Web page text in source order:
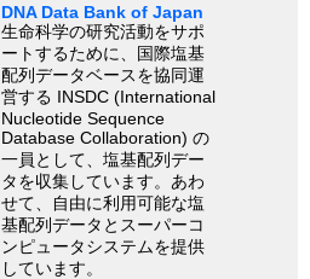
DNA Data Bank of Japan
生命科学の研究活動をサポ
ートするために、国際塩基
配列データベースを協同運
営する INSDC (International
Nucleotide Sequence
Database Collaboration) の
一員として、塩基配列デー
タを収集しています。あわ
せて、自由に利用可能な塩
基配列データとスーパーコ
ンピュータシステムを提供
しています。